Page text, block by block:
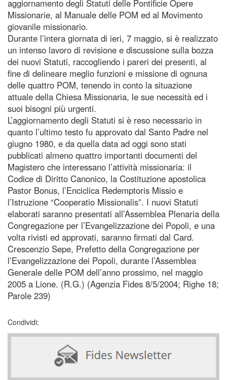
aggiornamento degli Statuti delle Pontificie Opere
Missionarie, al Manuale delle POM ed al Movimento
giovanile missionario.
Durante l’intera giornata di ieri, 7 maggio, si è realizzato
un intenso lavoro di revisione e discussione sulla bozza
dei nuovi Statuti, raccogliendo i pareri dei presenti, al
fine di delineare meglio funzioni e missione di ognuna
delle quattro POM, tenendo in conto la situazione
attuale della Chiesa Missionaria, le sue necessità ed i
suoi bisogni più urgenti.
L’aggiornamento degli Statuti si è reso necessario in
quanto l’ultimo testo fu approvato dal Santo Padre nel
giugno 1980, e da quella data ad oggi sono stati
pubblicati almeno quattro importanti documenti del
Magistero che interessano l’attività missionaria: il
Codice di Diritto Canonico, la Costituzione apostolica
Pastor Bonus, l’Enciclica Redemptoris Missio e
l’Istruzione “Cooperatio Missionalis”. I nuovi Statuti
elaborati saranno presentati all’Assemblea Plenaria della
Congregazione per l’Evangelizzazione dei Popoli, e una
volta rivisti ed approvati, saranno firmati dal Card.
Crescenzio Sepe, Prefetto della Congregazione per
l’Evangelizzazione dei Popoli, durante l’Assemblea
Generale delle POM dell’anno prossimo, nel maggio
2005 a Lione. (R.G.) (Agenzia Fides 8/5/2004; Righe 18;
Parole 239)
Condividi: